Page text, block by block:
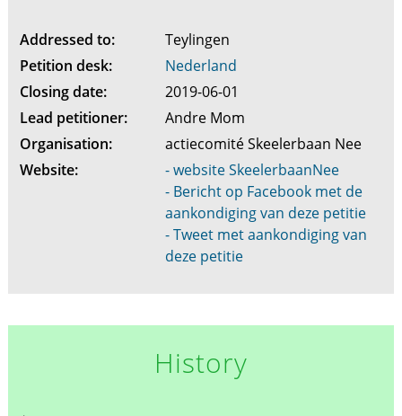
Addressed to:
Teylingen
Petition desk:
Nederland
Closing date:
2019-06-01
Lead petitioner:
Andre Mom
Organisation:
actiecomité Skeelerbaan Nee
Website:
- website SkeelerbaanNee
- Bericht op Facebook met de
aankondiging van deze petitie
- Tweet met aankondiging van
deze petitie
History